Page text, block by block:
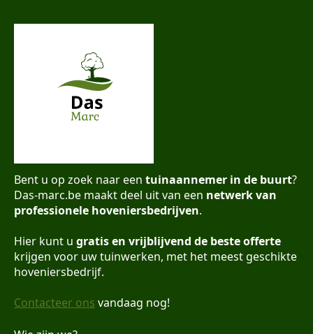
Bent u op zoek naar een tuinaannemer in de buurt?
Das-marc.be maakt deel uit van een netwerk van
professionele hoveniersbedrijven.
Hier kunt u gratis en vrijblijvend de beste offerte
krijgen voor uw tuinwerken, met het meest geschikte
hoveniersbedrijf.
Contacteer ons vandaag nog!